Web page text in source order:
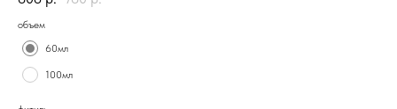
объем
60мл
100мл